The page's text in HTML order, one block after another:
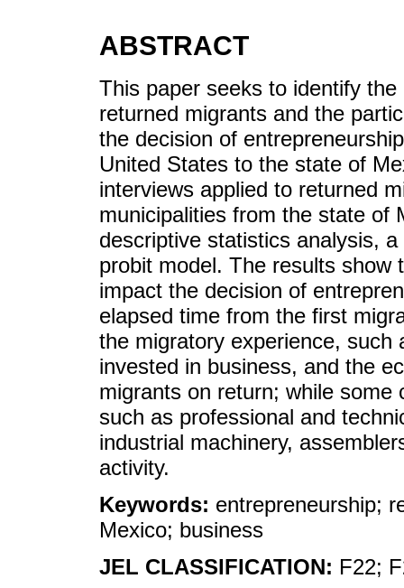
ABSTRACT
This paper seeks to identify
returned migrants and the
the decision of
United States to the state of
interviews applied to returned
municipalities from the state of
descriptive statistics analysis,
probit model. The results show
impact the decision of
elapsed time from the first
the migratory experience, such
invested in business, and the
migrants on return; while
such as professional and
industrial machinery,
activity.
Keywords: entrepreneurship;
Mexico; business
JEL CLASSIFICATION: F22;